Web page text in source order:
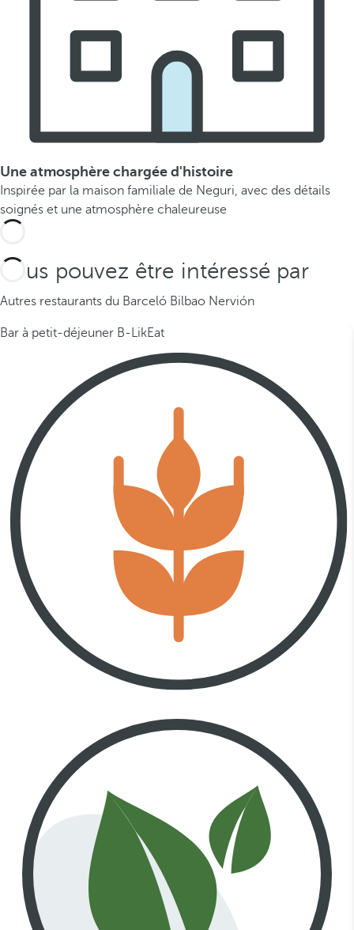
Une atmosphère chargée d'histoire
Inspirée par la maison familiale de Neguri, avec des détails
soignés et une atmosphère chaleureuse
Vous pouvez être intéressé par
Autres restaurants du Barceló Bilbao Nervión
Bar à petit-déjeuner B-LikEat